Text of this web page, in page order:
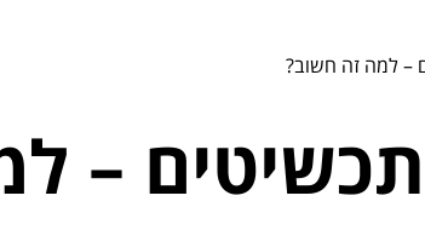
– למה זה חשוב?
תכשיטים –